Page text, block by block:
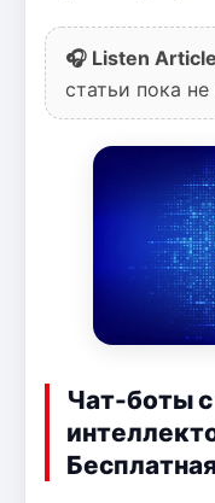
🎧 Listen
статьи пока не
Чат-боты